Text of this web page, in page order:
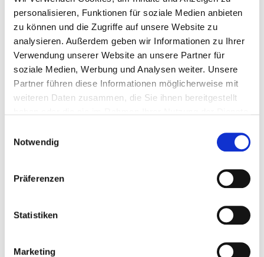
personalisieren, Funktionen für soziale Medien anbieten
zu können und die Zugriffe auf unsere Website zu
analysieren. Außerdem geben wir Informationen zu Ihrer
Verwendung unserer Website an unsere Partner für
soziale Medien, Werbung und Analysen weiter. Unsere
Partner führen diese Informationen möglicherweise mit
weiteren Daten zusammen, die Sie ihnen bereitgestellt
Notwendig
Präferenzen
Statistiken
Marketing
Preis:2,50 € inkl. MwSt.
Zubehör